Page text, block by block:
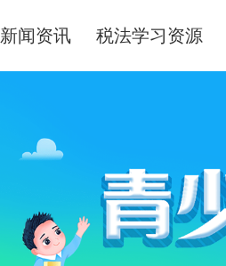
新闻资讯 税法学习资源